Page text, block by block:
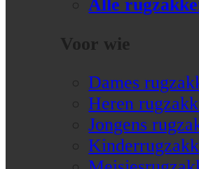
Alle
Voor wie
Dames
Heren
Jongens